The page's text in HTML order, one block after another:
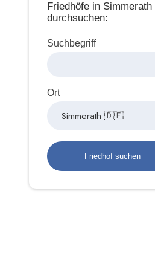
Friedhöfe in Simmerath
durchsuchen:
Suchbegriff
Ort
Simmerath 🇩🇪